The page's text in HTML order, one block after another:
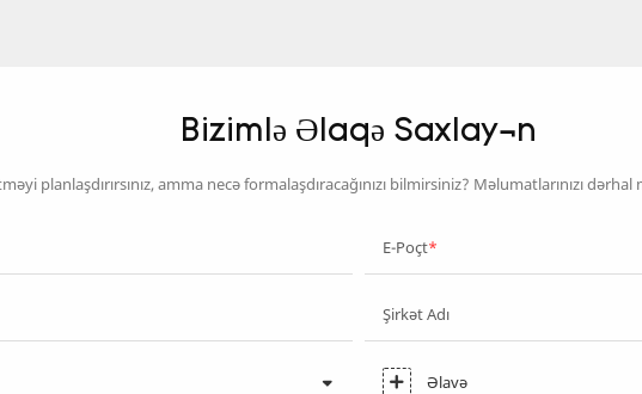
Bizimlə Əlaqə Saxlayın
planlaşdırırsınız, amma necə formalaşdıracağınızı bilmirsiniz? Məlumatlarınızı
E-Poçt
Şirkət Adı
Əlavə